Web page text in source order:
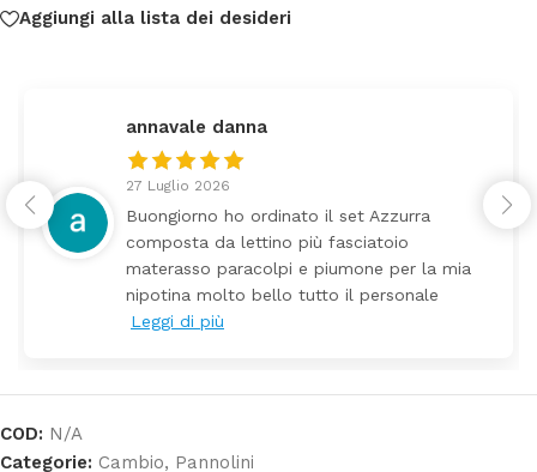
Aggiungi alla lista dei desideri
Tutti perfetto! Ho ordinato un
arrivato ben imballato dopo
Prezzo ottimi rispetto la
COD: N/A
Categorie: Cambio, Pannolini